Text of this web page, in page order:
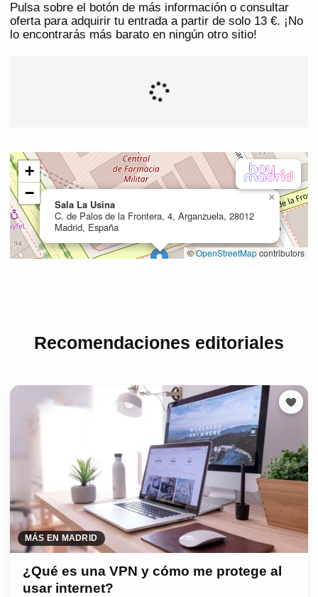
Pulsa sobre el botón de más información o consultar
oferta para adquirir tu entrada a partir de solo 13 €. ¡No
lo encontrarás más barato en ningún otro sitio!
Recomendaciones editoriales
MÁS EN MADRID
¿Qué es una VPN y cómo me protege al
usar internet?